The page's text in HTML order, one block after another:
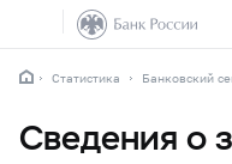
Статистика Банковский
Сведения о